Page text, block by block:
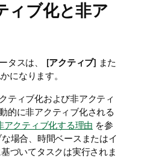
ィブ化と非ア
タスは、 [アクティブ] また
になります。
ティブ化および非アクティ
的に非アクティブ化される
アクティブ化する理由 を参
場合、時間ベースまたはイ
づいてタスクは実行されま